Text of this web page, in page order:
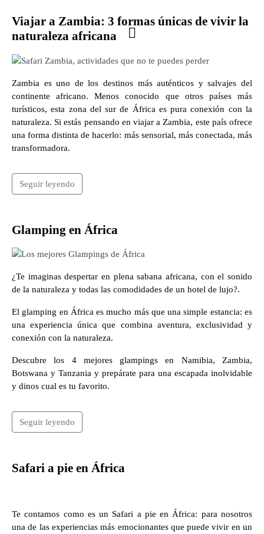
Viajar a Zambia: 3 formas únicas de vivir la
naturaleza africana
Zambia es uno de los destinos más auténticos y salvajes del
continente africano. Menos conocido que otros países más
turísticos, esta zona del sur de África es pura conexión con la
naturaleza. Si estás pensando en viajar a Zambia, este país ofrece
una forma distinta de hacerlo: más sensorial, más conectada, más
transformadora.
Seguir leyendo
Glamping en África
¿Te imaginas despertar en plena sabana africana, con el sonido
de la naturaleza y todas las comodidades de un hotel de lujo?.
El glamping en África es mucho más que una simple estancia: es
una experiencia única que combina aventura, exclusividad y
conexión con la naturaleza.
Descubre los 4 mejores glampings en Namibia, Zambia,
Botswana y Tanzania y prepárate para una escapada inolvidable
y dinos cual es tu favorito.
Seguir leyendo
Safari a pie en África
Te contamos como es un Safari a pie en África: para nosotros
una de las experiencias más emocionantes que puede vivir en un